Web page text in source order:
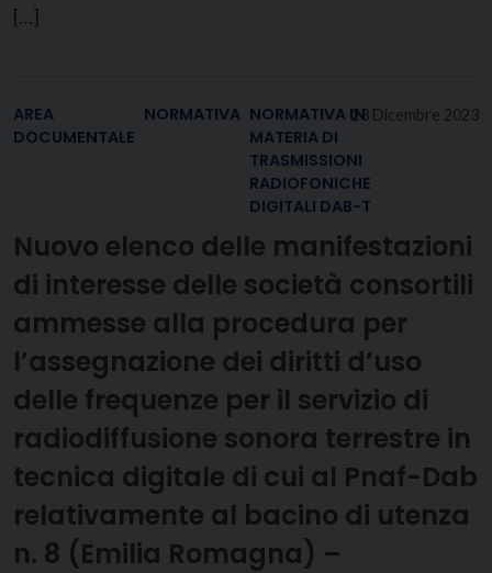
[…]
23 Dicembre 2023
AREA
DOCUMENTALE
NORMATIVA NORMATIVA IN
MATERIA DI
TRASMISSIONI
RADIOFONICHE
DIGITALI DAB-T
Nuovo elenco delle manifestazioni
di interesse delle società consortili
ammesse alla procedura per
l’assegnazione dei diritti d’uso
delle frequenze per il servizio di
radiodiffusione sonora terrestre in
tecnica digitale di cui al Pnaf-Dab
relativamente al bacino di utenza
n. 8 (Emilia Romagna) –